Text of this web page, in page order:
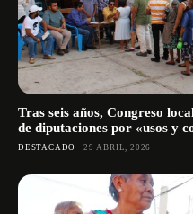
Tras seis años, Congreso
de diputaciones por «usos y
DESTACADO 29 ABRIL, 2026